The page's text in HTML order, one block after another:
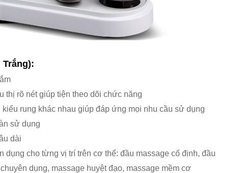
Trắng):
thị rõ nét giúp tiện theo dõi chức năng
rung khác nhau giúp đáp ứng mọi nhu cầu sử dụng
sử dụng
dài
dụng cho từng vị trí trên cơ thể: đầu massage cố định, đầu
dụng, massage huyệt đạo, massage mềm cơ